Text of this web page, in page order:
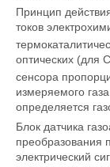
Принцип
токов
оптических (для
сенсора
измеряемого
определяется
Блок датчика
преобразования
электрический